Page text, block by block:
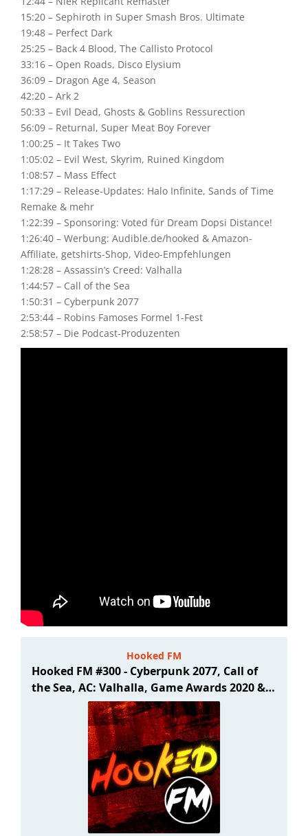
15:20 – Sephiroth in Super Smash Bros. Ultimate
19:48 – Perfect Dark
25:25 – Back 4 Blood, The Callisto Protocol
33:16 – Open Roads, Disco Elysium
36:09 – Dragon Age 4, Season
42:20 – Ark 2
50:33 – Evil Dead, Ghosts & Goblins Ressurection
56:09 – Returnal, Super Meat Boy Forever
1:00:25 – It Takes Two
1:05:02 – Evil West, Skyrim, Ruined Kingdom
1:08:57 – Mass Effect
1:17:29 – Release-Updates: Halo Infinite, Sands of Time
Remake & mehr
1:22:39 – Sponsoring: Voted für Dream Dopsi Distance!
1:26:40 – Werbung: Audible.de/hooked & Amazon-
Affiliate, getshirts-Shop, Video-Empfehlungen
1:28:28 – Assassin’s Creed: Valhalla
1:44:57 – Call of the Sea
1:50:31 – Cyberpunk 2077
2:53:44 – Robins Famoses Formel 1-Fest
2:58:57 – Die Podcast-Produzenten